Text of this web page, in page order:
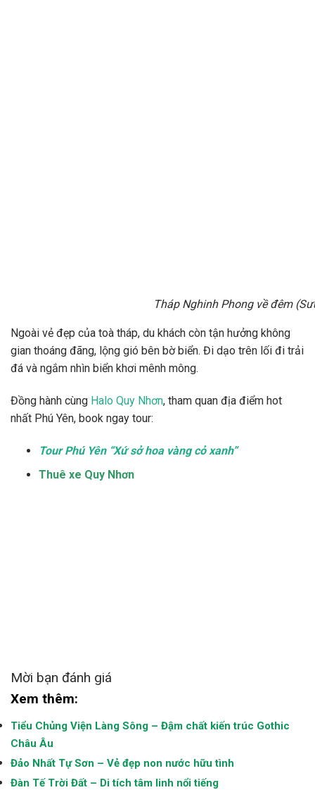
Tháp Nghinh Phong về đêm
Ngoài vẻ đẹp của toà tháp, du khách còn tận hưởng không
gian thoáng đãng, lộng gió bên bờ biển. Đi dạo trên lối đi trải
đá và ngắm nhìn biển khơi mênh mông.
Đồng hành cùng Halo Quy Nhơn, tham quan địa điểm hot
nhất Phú Yên, book ngay tour:
Tour Phú Yên “Xứ sở hoa vàng cỏ xanh”
Thuê xe Quy Nhơn
Mời bạn đánh giá
Xem thêm:
Tiểu Chủng Viện Làng Sông – Đậm chất kiến trúc Gothic
Châu Âu
Đảo Nhất Tự Sơn – Vẻ đẹp non nước hữu tình
Đàn Tế Trời Đất – Di tích tâm linh nổi tiếng